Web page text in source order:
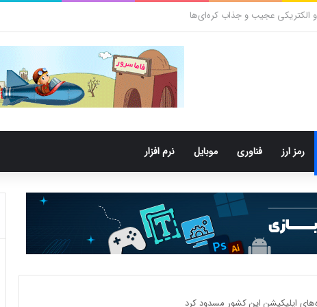
دهان می‌توانند خطر ابتلا به آلزایمر را افزایش دهند
رمز ارز فناوری موبایل نرم افزار